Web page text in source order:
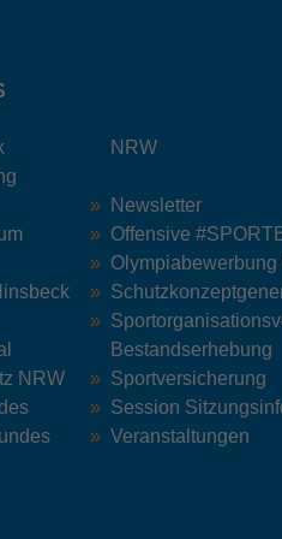
NRW
NRW
Newsletter
Offensive
Bestandserhebung
Sportversicherung
Session
Veranstaltungen